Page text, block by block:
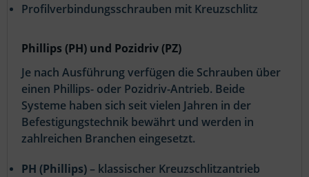
Profilverbindungsschrauben mit Kreuzschlitz
Phillips (PH) und Pozidriv (PZ)
Je nach Ausführung verfügen die Schrauben über
einen Phillips- oder Pozidriv-Antrieb. Beide
Systeme haben sich seit vielen Jahren in der
Befestigungstechnik bewährt und werden in
zahlreichen Branchen eingesetzt.
PH (Phillips)– klassischer Kreuzschlitzantrieb